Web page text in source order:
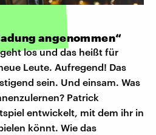
angenommen“
los und das heißt für
Leute. Aufregend! Das
sein. Und einsam. Was
Patrick
entwickelt, mit dem ihr in
könnt. Wie das